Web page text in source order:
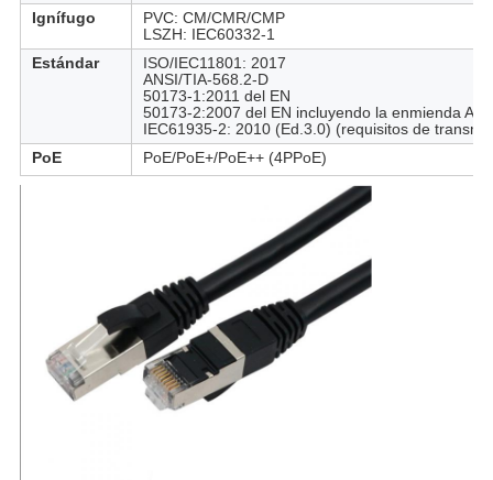
Ignífugo
PVC: CM/CMR/CMP
LSZH: IEC60332-1
Estándar
ISO/IEC11801: 2017
ANSI/TIA-568.2-D
50173-1:2011 del EN
50173-2:2007 del EN incluyendo la enmienda A1:
IEC61935-2: 2010 (Ed.3.0) (requisitos de
PoE
PoE/PoE+/PoE++ (4PPoE)